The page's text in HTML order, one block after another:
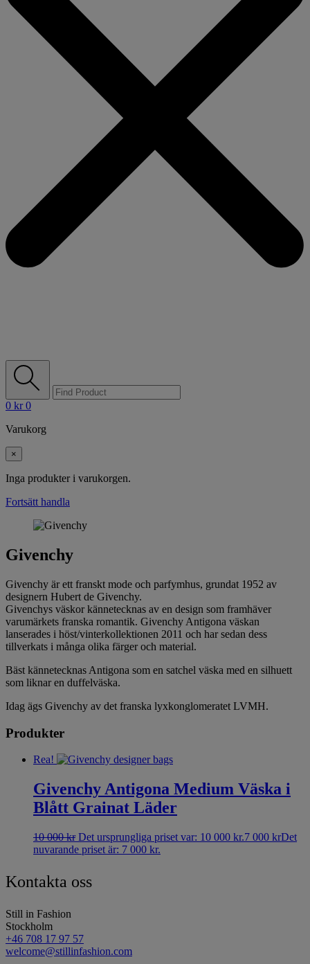
0 kr 0
Varukorg
×
Inga produkter i varukorgen.
Fortsätt handla
Givenchy
Givenchy är ett franskt mode och parfymhus, grundat 1952 av
designern Hubert de Givenchy.
Givenchys väskor kännetecknas av en design som framhäver
varumärkets franska romantik. Givenchy Antigona väskan
lanserades i höst/vinterkollektionen 2011 och har sedan dess
tillverkats i många olika färger och material.
Bäst kännetecknas Antigona som en satchel väska med en silhuett
som liknar en duffelväska.
Idag ägs Givenchy av det franska lyxkonglomeratet LVMH.
Produkter
Rea!
Givenchy Antigona Medium Väska i
Blått Grainat Läder
10 000kr Det ursprungliga priset var: 10 000 kr.7 000 krDet
nuvarande priset är: 7 000 kr.
Kontakta oss
Still in Fashion
Stockholm
+46 708 17 97 57
welcome@stillinfashion.com